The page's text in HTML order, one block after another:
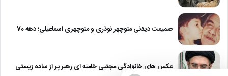
صمیمت دیدنی منوچهر نوذری و منوچهری اسماعیلی؛ دهه 70
عکس های خانوادگی مجتبی خامنه ای رهبر پر از ساده زیستی